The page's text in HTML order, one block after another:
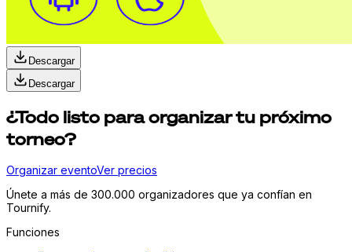
Descargar
Descargar
¿Todo listo para organizar tu próximo
torneo?
Organizar eventoVer precios
Únete a más de 300.000 organizadores que ya confían en
Tournify.
Funciones